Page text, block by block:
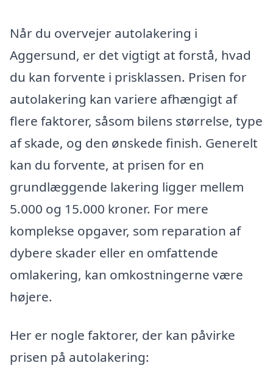
Når du overvejer autolakering i
Aggersund, er det vigtigt at forstå, hvad
du kan forvente i prisklassen. Prisen for
autolakering kan variere afhængigt af
flere faktorer, såsom bilens størrelse, type
af skade, og den ønskede finish. Generelt
kan du forvente, at prisen for en
grundlæggende lakering ligger mellem
5.000 og 15.000 kroner. For mere
komplekse opgaver, som reparation af
dybere skader eller en omfattende
omlakering, kan omkostningerne være
højere.
Her er nogle faktorer, der kan påvirke
prisen på autolakering: